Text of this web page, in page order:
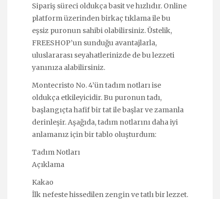
Sipariş süreci oldukça basit ve hızlıdır. Online
platform üzerinden birkaç tıklama ile bu
eşsiz puronun sahibi olabilirsiniz. Üstelik,
FREESHOP’un sunduğu avantajlarla,
uluslararası seyahatlerinizde de bu lezzeti
yanınıza alabilirsiniz.
Montecristo No. 4’ün tadım notları ise
oldukça etkileyicidir. Bu puronun tadı,
başlangıçta hafif bir tat ile başlar ve zamanla
derinleşir. Aşağıda, tadım notlarını daha iyi
anlamanız için bir tablo oluşturdum:
Tadım Notları
Açıklama
Kakao
İlk nefeste hissedilen zengin ve tatlı bir lezzet.